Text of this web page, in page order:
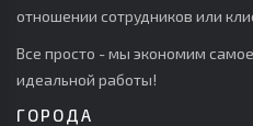
отношении сотрудников или
Все просто - мы экономим
идеальной работы!
ГОРОДА